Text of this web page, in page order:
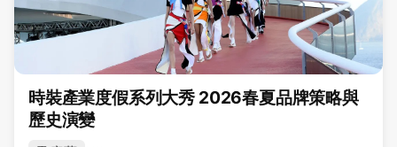
時裝產業度假系列大秀 2026春夏品牌策略與
歷史演變